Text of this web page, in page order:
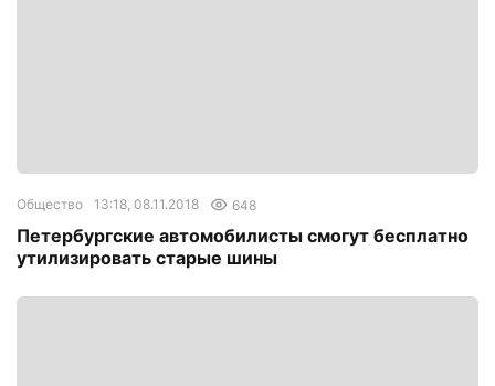
Общество 13:18, 08.11.2018 648
Петербургские автомобилисты смогут бесплатно
утилизировать старые шины